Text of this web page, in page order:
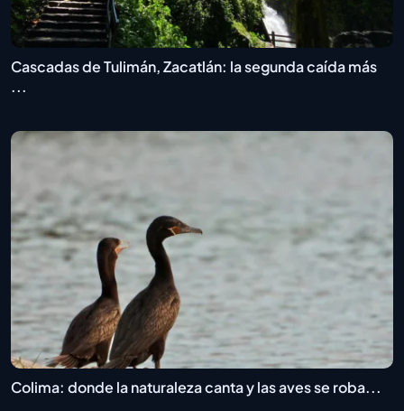
Cascadas de Tulimán, Zacatlán: la segunda caída más
...
Colima: donde la naturaleza canta y las aves se roba...